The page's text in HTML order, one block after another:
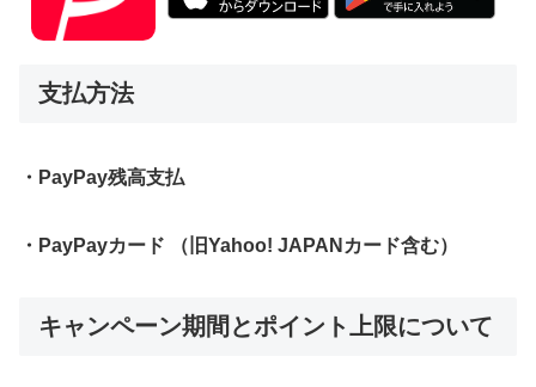
支払方法
・PayPay残高支払
・PayPayカード （旧Yahoo! JAPANカード含む）
キャンペーン期間とポイント上限について